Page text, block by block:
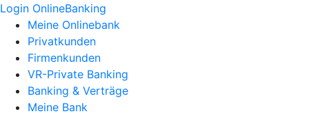
Login OnlineBanking
Meine Onlinebank
Privatkunden
Firmenkunden
VR-Private Banking
Banking & Verträge
Meine Bank